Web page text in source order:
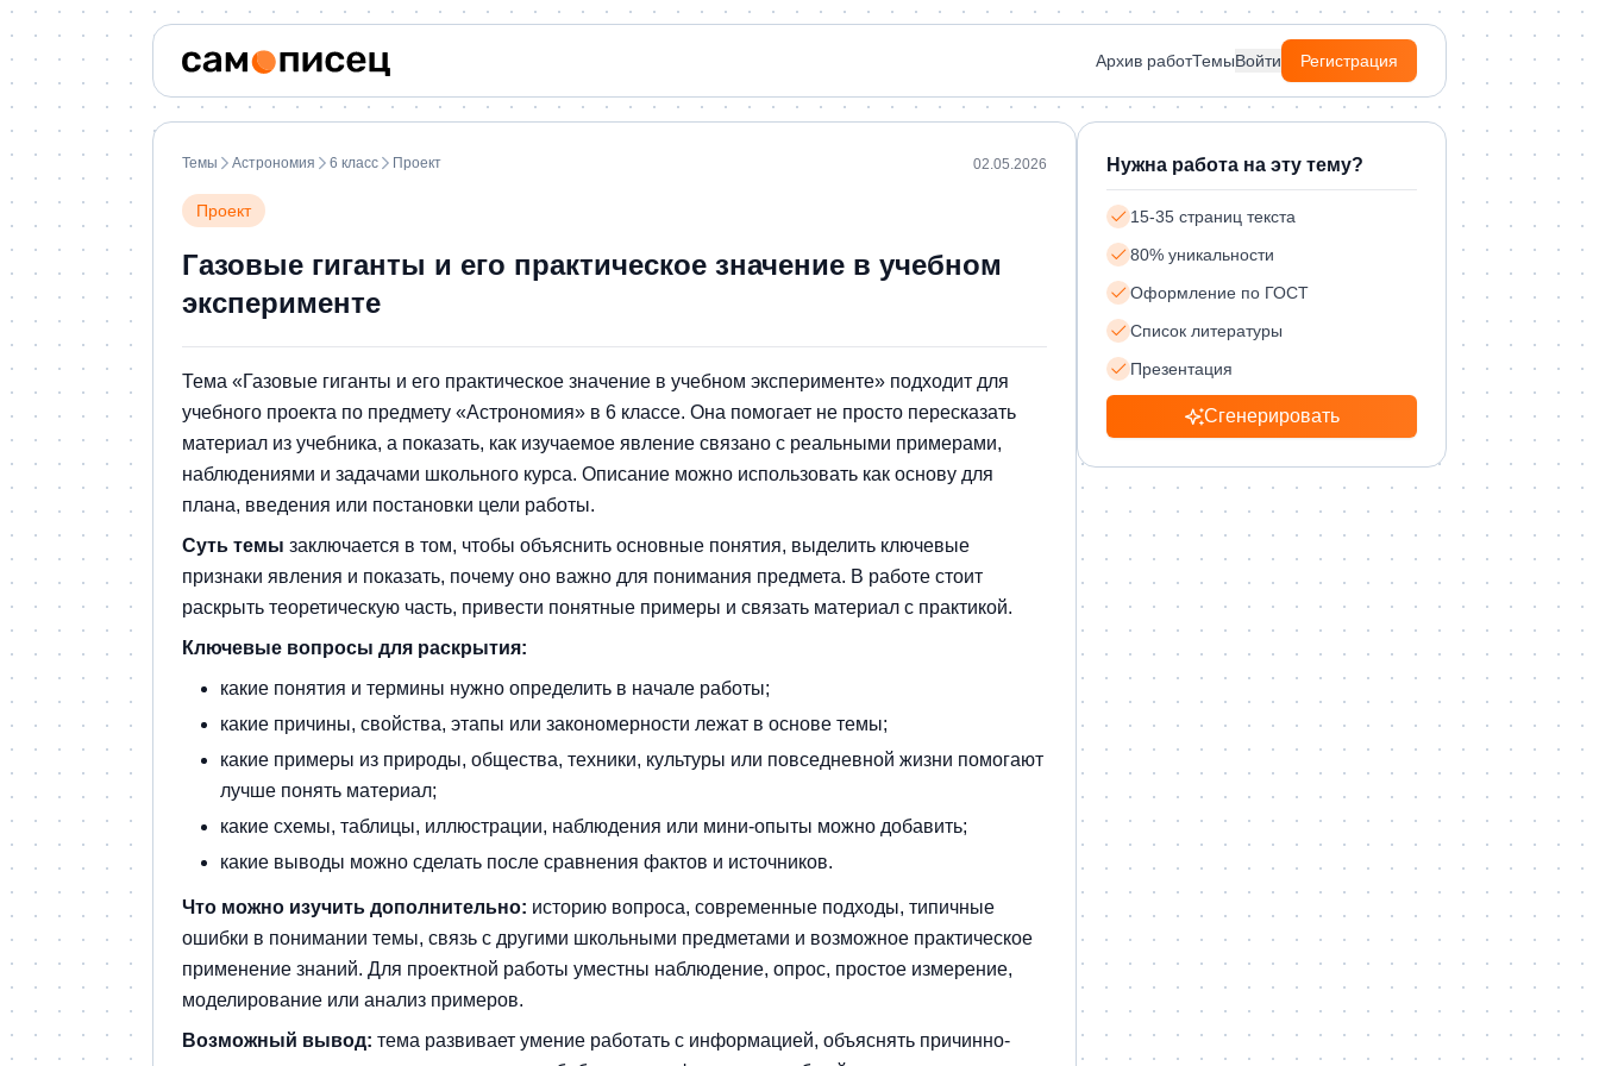
Архив работТемыВойти Регистрация
Темы Астрономия 6 класс Проект 02.05.2026
Проект
Газовые гиганты и его практическое значение в учебном
эксперименте
Тема «Газовые гиганты и его практическое значение в учебном эксперименте» подходит для
учебного проекта по предмету «Астрономия» в 6 классе. Она помогает не просто пересказать
материал из учебника, а показать, как изучаемое явление связано с реальными примерами,
наблюдениями и задачами школьного курса. Описание можно использовать как основу для
плана, введения или постановки цели работы.
Суть темы заключается в том, чтобы объяснить основные понятия, выделить ключевые
признаки явления и показать, почему оно важно для понимания предмета. В работе стоит
раскрыть теоретическую часть, привести понятные примеры и связать материал с практикой.
Ключевые вопросы для раскрытия:
какие понятия и термины нужно определить в начале работы;
какие причины, свойства, этапы или закономерности лежат в основе темы;
какие примеры из природы, общества, техники, культуры или повседневной жизни помогают
лучше понять материал;
какие схемы, таблицы, иллюстрации, наблюдения или мини-опыты можно добавить;
какие выводы можно сделать после сравнения фактов и источников.
Что можно изучить дополнительно: историю вопроса, современные подходы, типичные
ошибки в понимании темы, связь с другими школьными предметами и возможное практическое
применение знаний. Для проектной работы уместны наблюдение, опрос, простое измерение,
моделирование или анализ примеров.
Возможный вывод: тема развивает умение работать с информацией, объяснять причинно-
Нужна работа на эту тему?
15-35 страниц текста
80% уникальности
Оформление по ГОСТ
Список литературы
Презентация
Сгенерировать